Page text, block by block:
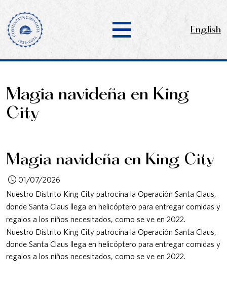
English
Magia navideña en King
City
Magia navideña en King City
01/07/2026
Nuestro Distrito King City patrocina la Operación Santa Claus,
donde Santa Claus llega en helicóptero para entregar comidas y
regalos a los niños necesitados, como se ve en 2022.
Nuestro Distrito King City patrocina la Operación Santa Claus,
donde Santa Claus llega en helicóptero para entregar comidas y
regalos a los niños necesitados, como se ve en 2022.